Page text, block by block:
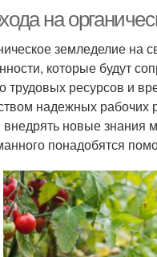
на
земледелие на
которые будут
трудовых ресурсов и
надежных рабочих
внедрять новые знания
понадобятся